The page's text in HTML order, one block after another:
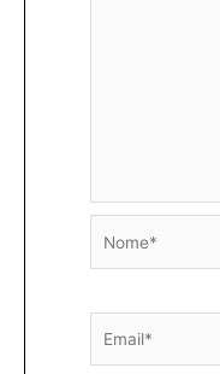
Nome*
Email*